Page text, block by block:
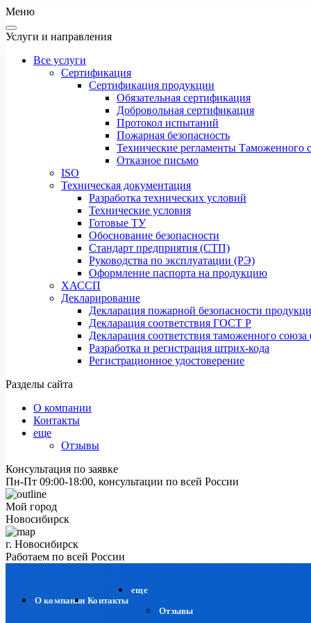
Меню
Услуги и направления
Все услуги
Сертификация
Сертификация продукции
Обязательная сертификация
Добровольная сертификация
Протокол испытаний
Пожарная безопасность
Технические регламенты Таможенного
Отказное письмо
ISO
Техническая документация
Разработка технических условий
Технические условия
Готовые ТУ
Обоснование безопасности
Стандарт предприятия (СТП)
Руководства по эксплуатации (РЭ)
Оформление паспорта на продукцию
ХАССП
Декларирование
Декларация пожарной безопасности
Декларация соответствия ГОСТ Р
Декларация соответствия таможенного
Разработка и регистрация штрих-кода
Регистрационное удостоверение
Разделы сайта
О компании
Контакты
еще
Отзывы
Консультация по заявке
Пн-Пт 09:00-18:00, консультации по всей России
Мой город
Новосибирск
г. Новосибирск
Работаем по всей России
О компании Контакты
еще
Отзывы